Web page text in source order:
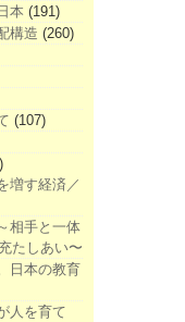
本 (191)
構造 (260)
(107)
増す経済／
相手と一体
たしあい〜
日本の教育
人を育て